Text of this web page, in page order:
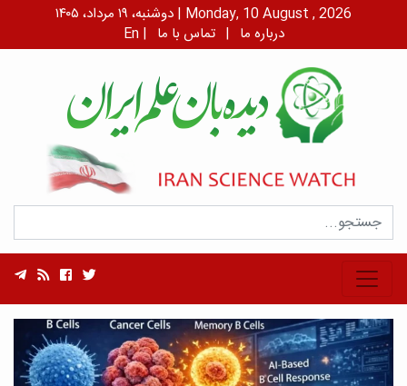
دوشنبه، ۱۹ مرداد، ۱۴۰۵ | Monday, 10 August , 2026
En | درباره ما | تماس با ما